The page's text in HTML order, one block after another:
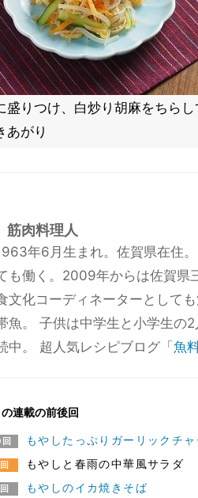
盛りつけ、白炒り胡麻をちらし
あがり
筋肉料理人
年6月生まれ。佐賀県在住
も働く。2009年からは佐賀県
文化コーディネーターとして
魚。 子供は中学生と小学生の
中。 超人気レシピブログ「 魚
の連載の前後回
もやしたっぷりガーリックチャ
もやしと春雨の中華風サラダ
もやしのイカ焼きそば